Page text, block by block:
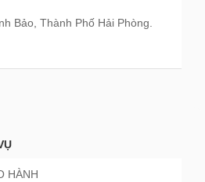
Bảo, Thành Phố Hải Phòng.
HÀNH